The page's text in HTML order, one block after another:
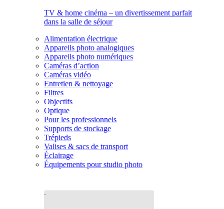
TV & home cinéma – un divertissement parfait
dans la salle de séjour
Alimentation électrique
Appareils photo analogiques
Appareils photo numériques
Caméras d’action
Caméras vidéo
Entretien & nettoyage
Filtres
Objectifs
Optique
Pour les professionnels
Supports de stockage
Trépieds
Valises & sacs de transport
Éclairage
Équipements pour studio photo